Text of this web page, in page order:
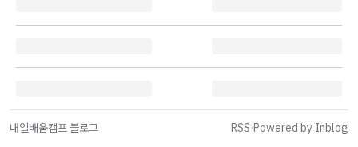
내일배움캠프 블로그 RSS·Powered by Inblog